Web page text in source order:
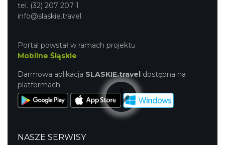
tel. (32) 207 207 1
info@slaskie.travel
Portal powstał w ramach projektu
Mobilne Śląskie
Darmowa aplikacja SLASKIE.travel dostępna na
platformach
NASZE SERWISY